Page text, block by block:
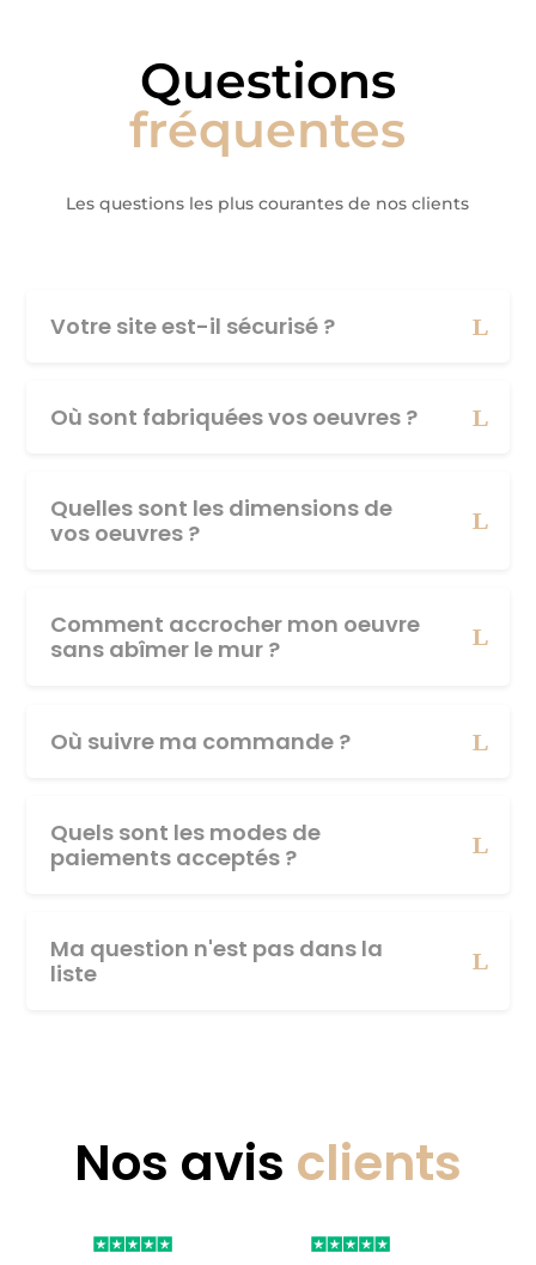
Questions
fréquentes
Les questions les plus courantes de nos clients
Votre site est-il sécurisé ?
Où sont fabriquées vos oeuvres ?
Quelles sont les dimensions de
vos oeuvres ?
Comment accrocher mon oeuvre
sans abîmer le mur ?
Où suivre ma commande ?
Quels sont les modes de
paiements acceptés ?
Ma question n'est pas dans la
liste
Nos avis clients